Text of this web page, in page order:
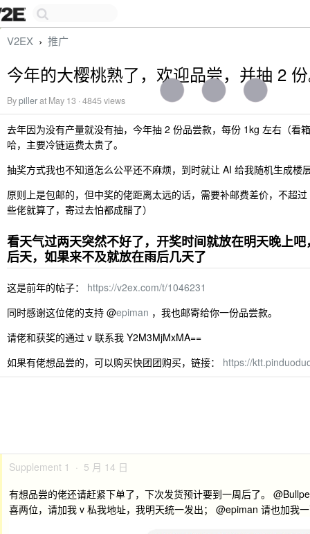
V2EX › 推广
今年的大樱桃熟了，欢迎品尝，并抽 2
Bypillerat May 13 · 4845 views
去年因为没有产量就没有抽，今年抽 2 份品尝款，每份 1kg 左右（看
哈，主要冷链运费太贵了。
抽奖方式我也不知道怎么公平还不麻烦，到时就让 AI 给我随机生成楼
原则上是包邮的，但中奖的佬距离太远的话，需要补邮费差价，不超
些佬就算了，寄过去怕都成醋了）
看天气过两天突然不好了，开奖时间就放在明天晚上
后天，如果来不及就放在雨后几天了
这是前年的帖子： https://v2ex.com/t/1046231
同时感谢这位佬的支持 @epiman ，我也邮寄给你一份品尝款。
请佬和获奖的通过 v 联系我 Y2M3MjMxMA==
如果有佬想品尝的，可以购买快团团购买，链接： https://
Supplement 1 · 5 月 14 日
有想品尝的佬还请赶紧下单了，下次发货预计要到一周后了。
喜两位，请加我 v 私我地址，我明天统一发出； @epiman 请也加我